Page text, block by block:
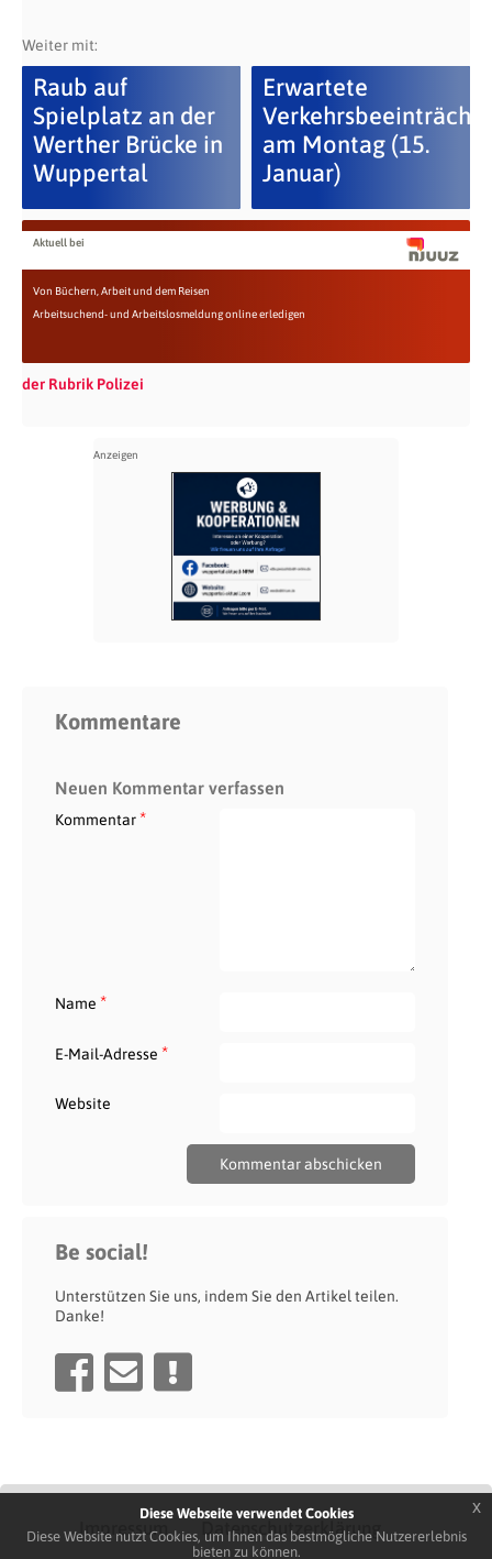
Weiter mit:
Raub auf
Spielplatz an der
Werther Brücke in
Wuppertal
Erwartete
am Montag (15.
Januar)
Aktuell bei
Von Büchern, Arbeit und dem Reisen
Arbeitsuchend- und Arbeitslosmeldung online erledigen
der Rubrik Polizei
Kommentare
Neuen Kommentar verfassen
Kommentar*
Name *
E-Mail-Adresse *
Website
Be social!
Unterstützen Sie uns, indem Sie den Artikel teilen.
Danke!
Impressum Datenschutzerklärung
Diese Webseite verwendet Cookies
Diese Website nutzt Cookies, um Ihnen das bestmögliche Nutzererlebnis
bieten zu können.
x